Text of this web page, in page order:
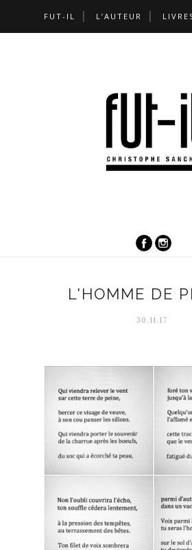
FUT-IL L’AUTEUR
L'HOMME DE
30.11.17